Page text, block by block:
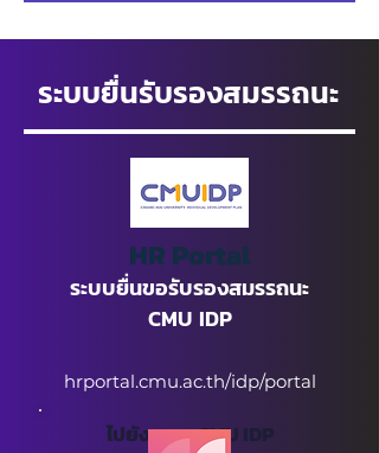
ระบบยื่นรับรองสมรรถนะ
HR Portal
ระบบยื่นขอรับรองสมรรถนะ
CMU IDP
hrportal.cmu.ac.th/idp/portal
ไปยังระบบ CMU IDP